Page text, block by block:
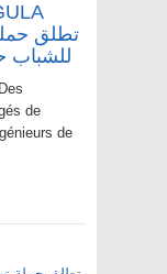
للشباب
de
de